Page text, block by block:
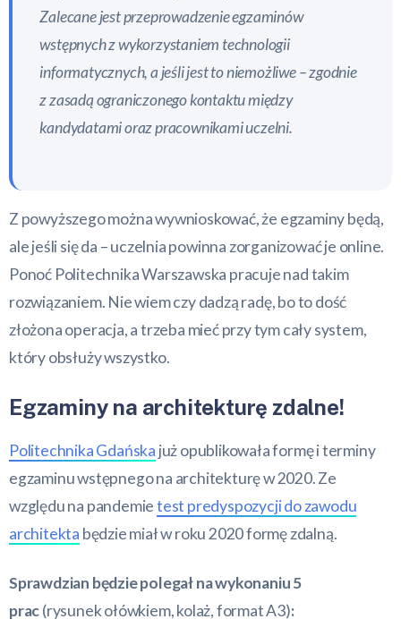
Zalecane jest przeprowadzenie egzaminów
wstępnych z wykorzystaniem technologii
informatycznych, a jeśli jest to niemożliwe – zgodnie
z zasadą ograniczonego kontaktu między
kandydatami oraz pracownikami uczelni.
Z powyższego można wywnioskować, że egzaminy będą,
ale jeśli się da – uczelnia powinna zorganizować je online.
Ponoć Politechnika Warszawska pracuje nad takim
rozwiązaniem. Nie wiem czy dadzą radę, bo to dość
złożona operacja, a trzeba mieć przy tym cały system,
który obsłuży wszystko.
Egzaminy na architekturę zdalne!
Politechnika Gdańska już opublikowała formę i terminy
egzaminu wstępnego na architekturę w 2020. Ze
względu na pandemietest predyspozycji do zawodu
architekta będzie miał w roku 2020 formę zdalną.
Sprawdzian będzie polegał na wykonaniu 5
prac(rysunek ołówkiem, kolaż, format A3):